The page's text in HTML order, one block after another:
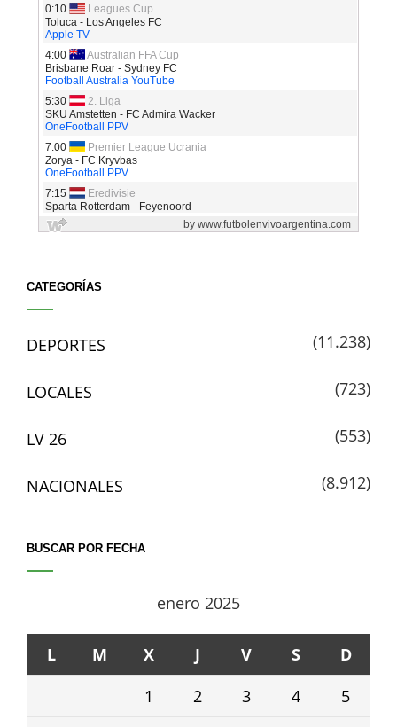
CATEGORÍAS
DEPORTES (11.238)
LOCALES (723)
LV 26 (553)
NACIONALES (8.912)
BUSCAR POR FECHA
enero 2025
L M X J V S
D
1
2 3 4
5